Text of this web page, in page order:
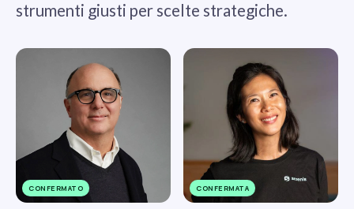
strumenti giusti per scelte strategiche.
CONFERMATO CONFERMATA